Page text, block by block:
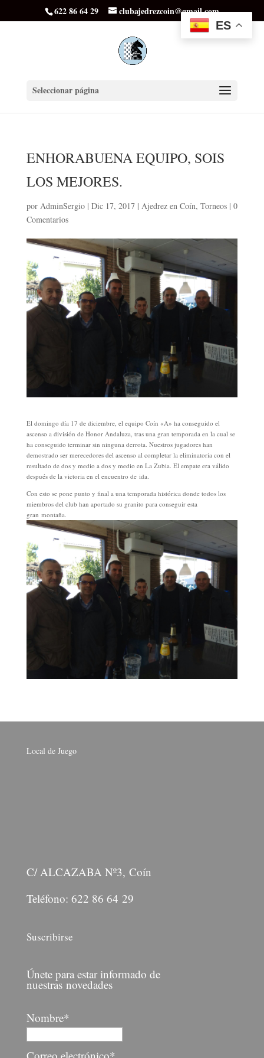
622 86 64 29 clubajedrezcoin@gmail.com
Seleccionar página
ENHORABUENA EQUIPO, SOIS
LOS MEJORES.
por AdminSergio| Dic 17, 2017| Ajedrez en Coín, Torneos| 0
Comentarios
El domingo día 17 de diciembre, el equipo Coín «A» ha conseguido el
ascenso a división de Honor Andaluza, tras una gran temporada en la cual se
ha conseguido terminar sin ninguna derrota. Nuestros jugadores han
demostrado ser merecedores del ascenso al completar la eliminatoria con el
resultado de dos y medio a dos y medio en La Zubia. El empate era válido
después de la victoria en el encuentro de ida.
Con esto se pone punto y final a una temporada histórica donde todos los
miembros del club han aportado su granito para conseguir esta
gran montaña.
Local de Juego
C/ ALCAZABA Nº3, Coín
Teléfono: 622 86 64 29
Suscribirse
Únete para estar informado de
nuestras novedades
Nombre*
ES